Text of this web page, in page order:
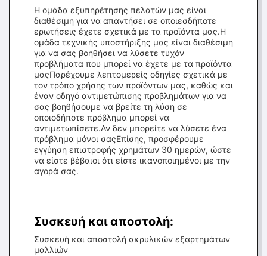
Η ομάδα εξυπηρέτησης πελατών μας είναι
διαθέσιμη για να απαντήσει σε οποιεσδήποτε
ερωτήσεις έχετε σχετικά με τα προϊόντα μας.Η
ομάδα τεχνικής υποστήριξης μας είναι διαθέσιμη
για να σας βοηθήσει να λύσετε τυχόν
προβλήματα που μπορεί να έχετε με τα προϊόντα
μαςΠαρέχουμε λεπτομερείς οδηγίες σχετικά με
τον τρόπο χρήσης των προϊόντων μας, καθώς και
έναν οδηγό αντιμετώπισης προβλημάτων για να
σας βοηθήσουμε να βρείτε τη λύση σε
οποιοδήποτε πρόβλημα μπορεί να
αντιμετωπίσετε.Αν δεν μπορείτε να λύσετε ένα
πρόβλημα μόνοι σαςΕπίσης, προσφέρουμε
εγγύηση επιστροφής χρημάτων 30 ημερών, ώστε
να είστε βέβαιοι ότι είστε ικανοποιημένοι με την
αγορά σας.
Συσκευή και αποστολή:
Συσκευή και αποστολή ακρυλικών εξαρτημάτων
μαλλιών